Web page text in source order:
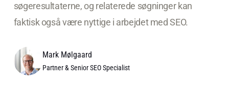
søgeresultaterne, og relaterede søgninger kan
faktisk også være nyttige i arbejdet med SEO.
Mark Mølgaard
Partner & Senior SEO Specialist